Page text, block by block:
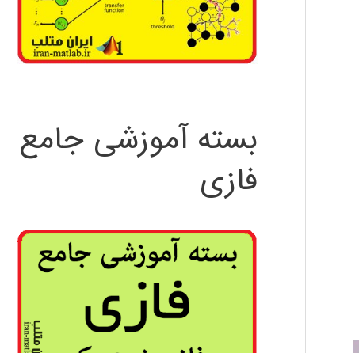
بسته آموزشی جامع
فازی